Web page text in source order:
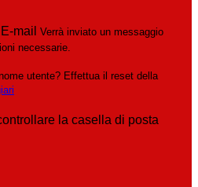
E-mail Verrà inviato un messaggio
necessarie.
utente? Effettua il reset della
la casella di posta